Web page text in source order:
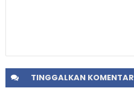
TINGGALKANKOMENTAR